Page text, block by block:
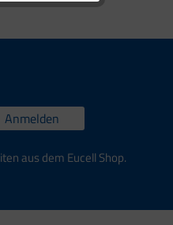
Anmelden
aus dem Eucell Shop.